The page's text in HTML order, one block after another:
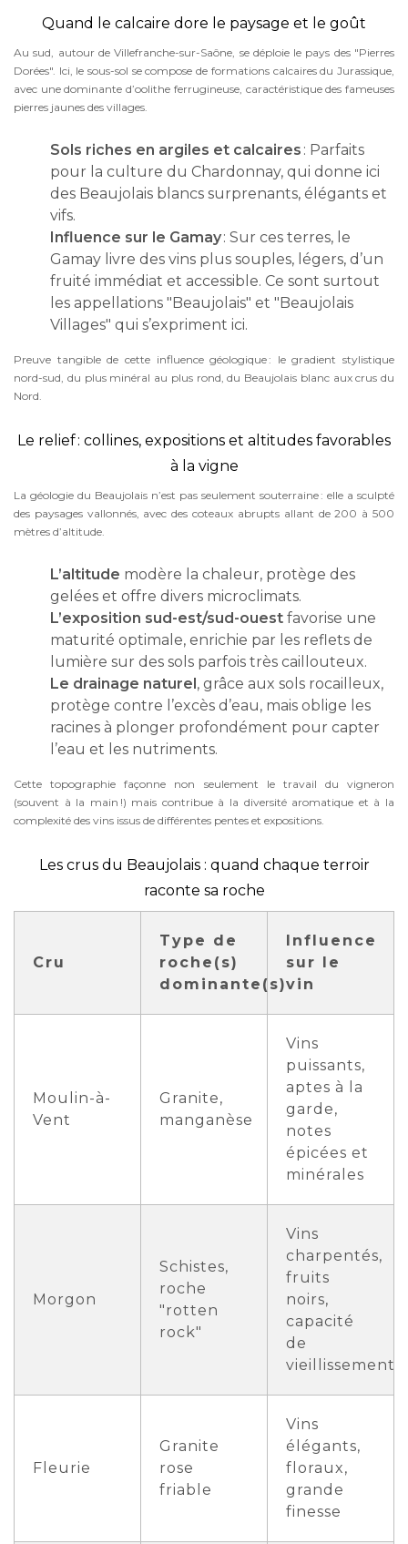
Quand le calcaire dore le paysage et le goût
Au sud, autour de Villefranche-sur-Saône, se déploie le pays des "Pierres
Dorées". Ici, le sous-sol se compose de formations calcaires du Jurassique,
avec une dominante d’oolithe ferrugineuse, caractéristique des fameuses
pierres jaunes des villages.
Sols riches en argiles et calcaires : Parfaits
pour la culture du Chardonnay, qui donne ici
des Beaujolais blancs surprenants, élégants et
vifs.
Influence sur le Gamay: Sur ces terres, le
Gamay livre des vins plus souples, légers, d’un
fruité immédiat et accessible. Ce sont surtout
les appellations "Beaujolais" et "Beaujolais
Villages" qui s’expriment ici.
Preuve tangible de cette influence géologique : le gradient stylistique
nord-sud, du plus minéral au plus rond, du Beaujolais blanc aux crus du
Nord.
Le relief : collines, expositions et altitudes favorables
à la vigne
La géologie du Beaujolais n’est pas seulement souterraine : elle a sculpté
des paysages vallonnés, avec des coteaux abrupts allant de 200 à 500
mètres d’altitude.
L’altitude modère la chaleur, protège des
gelées et offre divers microclimats.
L’exposition sud-est/sud-ouest favorise une
maturité optimale, enrichie par les reflets de
lumière sur des sols parfois très caillouteux.
Le drainage naturel, grâce aux sols rocailleux,
protège contre l’excès d’eau, mais oblige les
racines à plonger profondément pour capter
l’eau et les nutriments.
Cette topographie façonne non seulement le travail du vigneron
(souvent à la main !) mais contribue à la diversité aromatique et à la
complexité des vins issus de différentes pentes et expositions.
Les crus du Beaujolais : quand chaque terroir
raconte sa roche
Cru
Type de
roche(s)
dominante(s)
Influence
sur le
vin
Moulin-à-
Vent
Granite,
manganèse
Vins
puissants,
aptes à la
garde,
notes
épicées et
minérales
Morgon
Schistes,
roche
"rotten
rock"
Vins
charpentés,
fruits
noirs,
capacité
de
vieillissement
Fleurie
Granite
rose
friable
Vins
élégants,
floraux,
grande
finesse